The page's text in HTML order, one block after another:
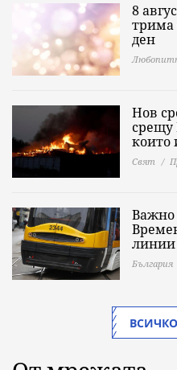
8
трима
ден
Нов
срещу
които
Свят
Важно
линии
България